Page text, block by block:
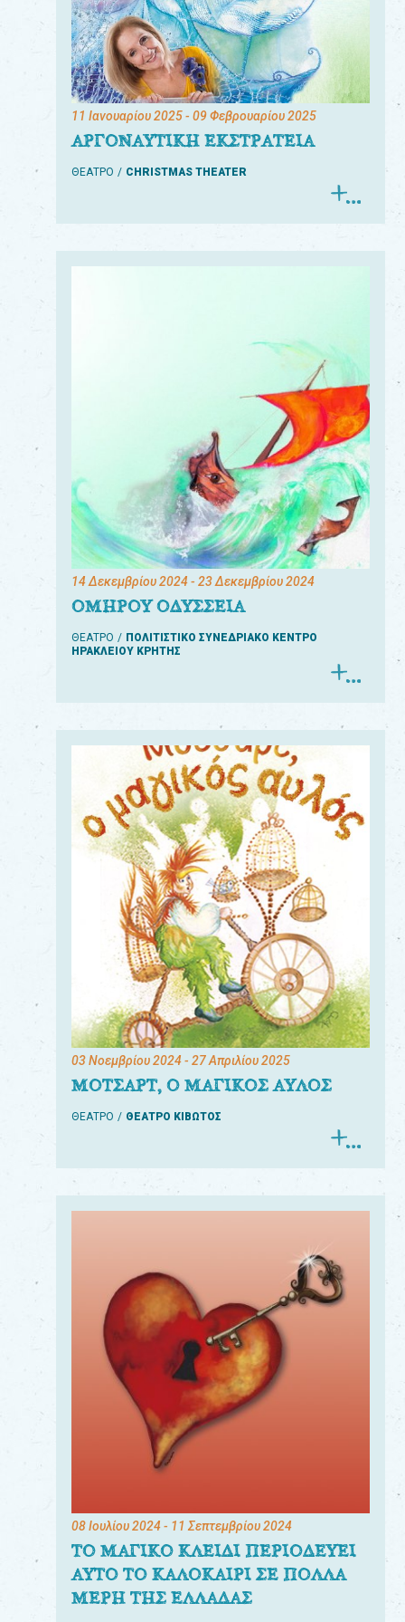
11 Ιανουαρίου 2025- 09 Φεβρουαρίου 2025
ΑΡΓΟΝΑΥΤΙΚΗ ΕΚΣΤΡΑΤΕΙΑ
ΘΕΑΤΡΟ CHRISTMAS THEATER
14 Δεκεμβρίου 2024- 23 Δεκεμβρίου 2024
ΟΜΗΡΟΥ ΟΔΥΣΣΕΙΑ
ΘΕΑΤΡΟ
ΠΟΛΙΤΙΣΤΙΚΟ ΣΥΝΕΔΡΙΑΚΟ ΚΕΝΤΡΟ
ΗΡΑΚΛΕΙΟΥ ΚΡΗΤΗΣ
03 Νοεμβρίου 2024- 27 Απριλίου 2025
ΜΟΤΣΑΡΤ, Ο ΜΑΓΙΚΟΣ ΑΥΛΟΣ
ΘΕΑΤΡΟ ΘΕΑΤΡΟ ΚΙΒΩΤΟΣ
08 Ιουλίου 2024- 11 Σεπτεμβρίου 2024
ΤΟ ΜΑΓΙΚΟ ΚΛΕΙΔΙ ΠΕΡΙΟΔΕΥΕΙ
ΑΥΤΟ ΤΟ ΚΑΛΟΚΑΙΡΙ ΣΕ ΠΟΛΛΑ
ΜΕΡΗ ΤΗΣ ΕΛΛΑΔΑΣ